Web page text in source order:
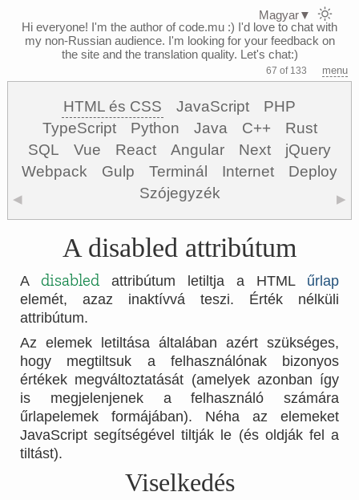
Hi everyone! I'm the author of code.mu :) I'd love to chat with
my non-Russian audience. I'm looking for your feedback on
the site and the translation quality. Let's chat:)
67 of 133 menu
HTML és CSS JavaScript
PHP
TypeScript
Python Java C++
Rust
SQL
Vue React Angular Next
jQuery
Webpack
Gulp Terminál Internet
Deploy
Szójegyzék
◀ ▶
A disabled attribútum
A disabledattribútum letiltja a HTML űrlap
elemét, azaz inaktívvá teszi. Érték nélküli
attribútum.
Az elemek letiltása általában azért szükséges,
hogy megtiltsuk a felhasználónak bizonyos
értékek megváltoztatását (amelyek azonban így
is megjelenjenek a felhasználó számára
űrlapelemek formájában). Néha az elemeket
JavaScript segítségével tiltják le (és oldják fel a
tiltást).
Viselkedés
Magyar▼